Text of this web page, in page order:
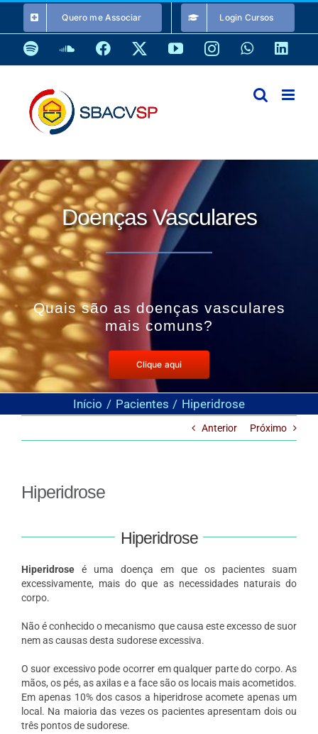
o
conteúdo
Quero me Associar Login Cursos
SpotifySoundCloud
Facebook YouTubeInstagramWhatsApp
Doenças Vasculares
Quais são as doenças vasculares
mais comuns?
Clique aqui
Início Pacientes Hiperidrose
Anterior Próximo
Hiperidrose
Hiperidrose
Hiperidroseé uma doença em que os pacientes suam
excessivamente, mais do que as necessidades naturais do
corpo.
Não é conhecido o mecanismo que causa este excesso de suor
nem as causas desta sudorese excessiva.
O suor excessivo pode ocorrer em qualquer parte do corpo. As
mãos, os pés, as axilas e a face são os locais mais acometidos.
Em apenas 10% dos casos a hiperidrose acomete apenas um
local. Na maioria das vezes os pacientes apresentam dois ou
três pontos de sudorese.